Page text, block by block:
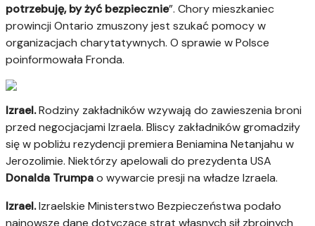
potrzebuję, by żyć bezpiecznie”. Chory mieszkaniec
prowincji Ontario zmuszony jest szukać pomocy w
organizacjach charytatywnych. O sprawie w Polsce
poinformowała Fronda.
Izrael.Rodziny zakładników wzywają do zawieszenia broni
przed negocjacjami Izraela. Bliscy zakładników gromadziły
się w pobliżu rezydencji premiera Beniamina Netanjahu w
Jerozolimie. Niektórzy apelowali do prezydenta USA
Donalda Trumpao wywarcie presji na władze Izraela.
Izrael.Izraelskie Ministerstwo Bezpieczeństwa podało
najnowsze dane dotyczące strat własnych sił zbrojnych